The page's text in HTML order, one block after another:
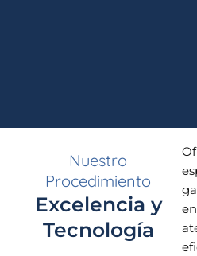
Nuestro
Procedimiento
Excelencia y
Tecnología